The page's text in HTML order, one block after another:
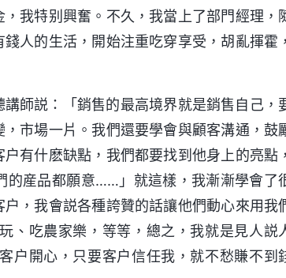
我特别興奮。不久，我當上了部門經理，
人的生活，開始注重吃穿享受，胡亂揮霍，
師説：「銷售的最高境界就是銷售自己，
市場一片。我們還要學會與顧客溝通，鼓
有什麽缺點，我們都要找到他身上的亮點，
的産品都願意……」就這樣，我漸漸學會了
，我會説各種誇贊的話讓他們動心來用我
、吃農家樂，等等，總之，我就是見人説
户開心，只要客户信任我，就不愁賺不到